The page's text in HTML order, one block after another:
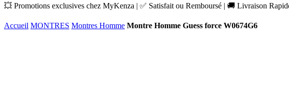
💥 Promotions exclusives chez MyKenza | ✅ Satisfait ou Remboursé | 🚚 Livraison
Accueil MONTRES Montres Homme Montre Homme Guess force W0674G6